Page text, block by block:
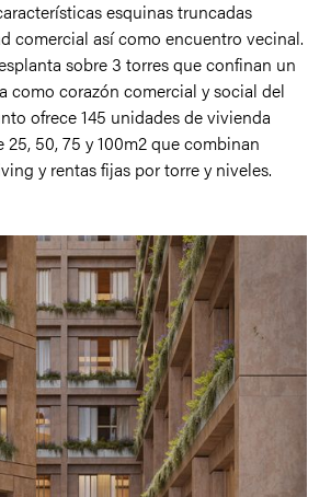
esquinas truncadas
comercial así como encuentro vecinal.
sobre 3 torres que confinan un
como corazón comercial y social del
ofrece 145 unidades de vivienda
50, 75 y 100m2 que combinan
y rentas fijas por torre y niveles.